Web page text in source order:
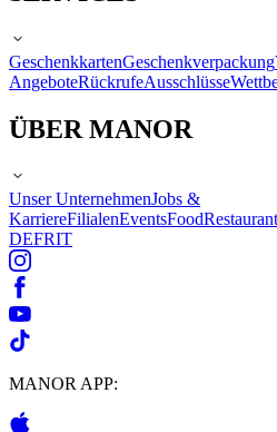
GeschenkkartenGeschenkverpackung
AngeboteRückrufeAusschlüsse
ÜBER MANOR
Unser UnternehmenJobs &
KarriereFilialenEventsFood
DEFRIT
MANOR APP: